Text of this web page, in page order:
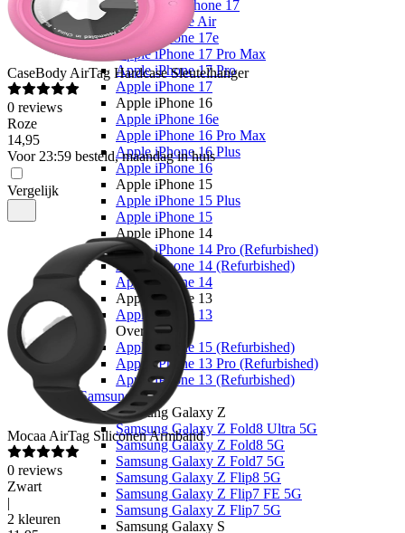
Alle Apple iPhone 17
Apple iPhone Air
Apple iPhone 17e
Apple iPhone 17 Pro Max
Apple iPhone 17 Pro
Apple iPhone 17
Apple iPhone 16
Apple iPhone 16e
Apple iPhone 16 Pro Max
Apple iPhone 16 Plus
Apple iPhone 16
Apple iPhone 15
Apple iPhone 15 Plus
Apple iPhone 15
Apple iPhone 14
Apple iPhone 14 Pro (Refurbished)
Apple iPhone 14 (Refurbished)
Apple iPhone 14
Apple iPhone 13
Apple iPhone 13
Overige
Apple iPhone 15 (Refurbished)
Apple iPhone 13 Pro (Refurbished)
Apple iPhone 13 (Refurbished)
Samsung
Samsung Galaxy Z
Samsung Galaxy Z Fold8 Ultra 5G
Samsung Galaxy Z Fold8 5G
Samsung Galaxy Z Fold7 5G
Samsung Galaxy Z Flip8 5G
Samsung Galaxy Z Flip7 FE 5G
Samsung Galaxy Z Flip7 5G
Samsung Galaxy S
CaseBody AirTag Hardcase Sleutelhanger
0 reviews
Roze
14,95
Voor 23:59 besteld, maandag in huis
Vergelijk
Mocaa AirTag Siliconen Armband
0 reviews
Zwart
|
2 kleuren